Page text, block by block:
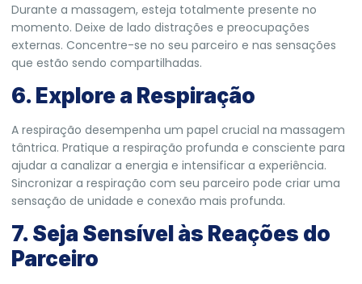
Durante a massagem, esteja totalmente presente no
momento. Deixe de lado distrações e preocupações
externas. Concentre-se no seu parceiro e nas sensações
que estão sendo compartilhadas.
6. Explore a Respiração
A respiração desempenha um papel crucial na massagem
tântrica. Pratique a respiração profunda e consciente para
ajudar a canalizar a energia e intensificar a experiência.
Sincronizar a respiração com seu parceiro pode criar uma
sensação de unidade e conexão mais profunda.
7. Seja Sensível às Reações do
Parceiro